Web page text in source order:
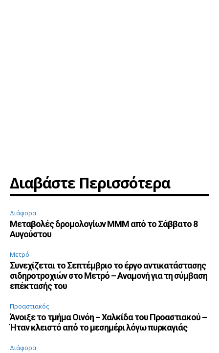
Διαβάστε Περισσότερα
Διάφορα
Μεταβολές δρομολογίων ΜΜΜ από το Σάββατο 8
Αυγούστου
Μετρό
Συνεχίζεται το Σεπτέμβριο το έργο αντικατάστασης
σιδηροτροχιών στο Μετρό – Αναμονή για τη σύμβαση
επέκτασής του
Προαστιακός
Άνοιξε το τμήμα Οινόη – Χαλκίδα του Προαστιακού –
Ήταν κλειστό από το μεσημέρι λόγω πυρκαγιάς
Διάφορα